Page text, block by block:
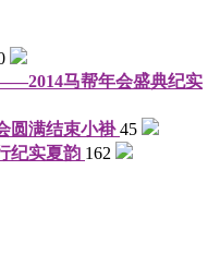
马帮年会盛典纪实
圆满结束小褂 45
纪实夏韵 162